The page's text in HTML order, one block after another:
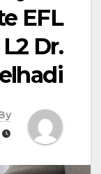
EFL
Dr.